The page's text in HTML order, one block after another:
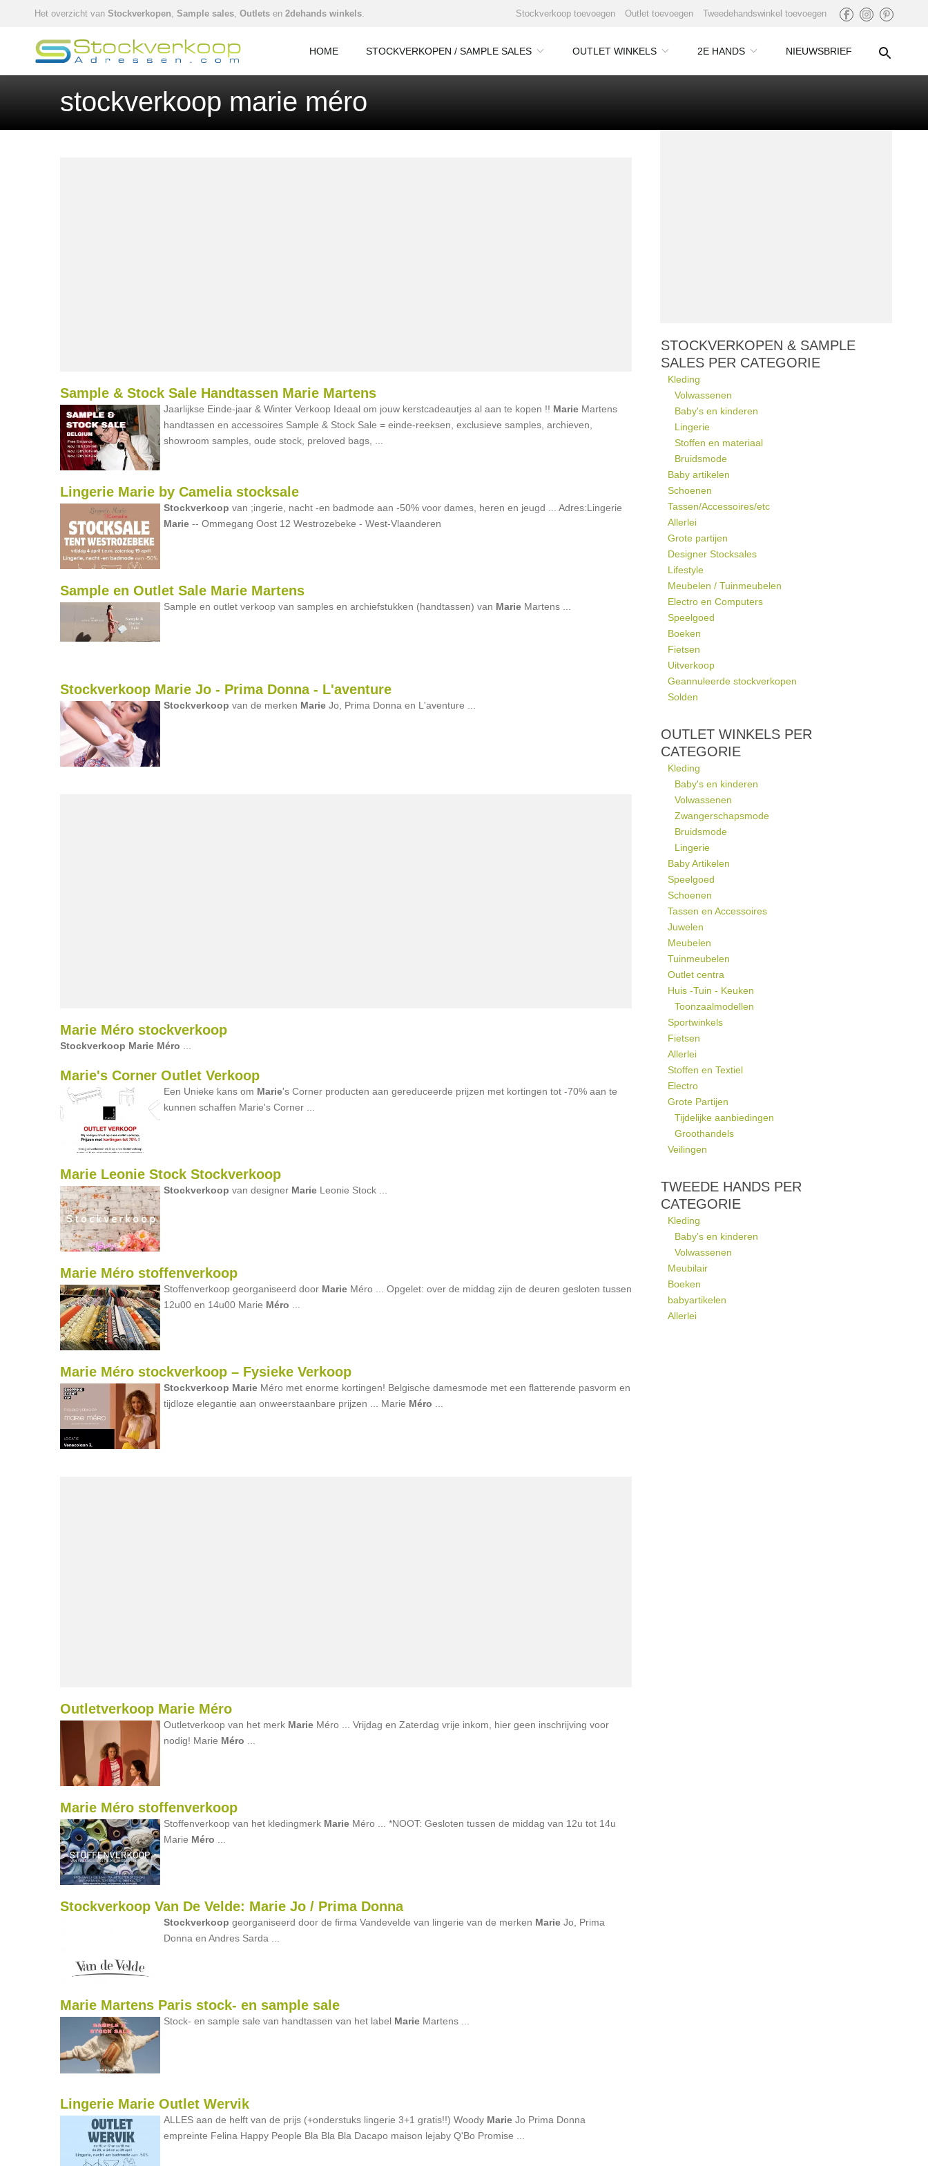
Het overzicht van Stockverkopen, Sample sales, Outlets en 2dehands winkels. Stockverkoop toevoegen Outlet toevoegen Tweedehandswinkel toevoegen
HOME STOCKVERKOPEN / SAMPLE SALES OUTLET WINKELS 2E HANDS NIEUWSBRIEF
stockverkoop marie méro
Sample & Stock Sale Handtassen Marie Martens
Jaarlijkse Einde-jaar & Winter Verkoop Ideaal om jouw kerstcadeautjes al aan te kopen !! Marie Martens
handtassen en accessoires Sample & Stock Sale = einde-reeksen, exclusieve samples, archieven,
showroom samples, oude stock, preloved bags, ...
Lingerie Marie by Camelia stocksale
Stockverkoop van ;ingerie, nacht -en badmode aan -50% voor dames, heren en jeugd ... Adres:Lingerie
Marie -- Ommegang Oost 12 Westrozebeke - West-Vlaanderen
Sample en Outlet Sale Marie Martens
Sample en outlet verkoop van samples en archiefstukken (handtassen) van Marie Martens ...
Stockverkoop Marie Jo - Prima Donna - L'aventure
Stockverkoop van de merken Marie Jo, Prima Donna en L'aventure ...
Marie Méro stockverkoop
Stockverkoop Marie Méro
Marie's Corner Outlet Verkoop
Een Unieke kans om Marie's Corner producten aan gereduceerde prijzen met kortingen tot -70% aan te
kunnen schaffen Marie's Corner ...
Marie Leonie Stock Stockverkoop
Stockverkoop van designer Marie Leonie Stock ...
Marie Méro stoffenverkoop
Stoffenverkoop georganiseerd door Marie Méro ... Opgelet: over de middag zijn de deuren gesloten tussen
12u00 en 14u00 Marie Méro
Marie Méro stockverkoop – Fysieke Verkoop
Stockverkoop Marie Méro met enorme kortingen! Belgische damesmode met een flatterende pasvorm en
tijdloze elegantie aan onweerstaanbare prijzen ... Marie Méro
Outletverkoop Marie Méro
Outletverkoop van het merk Marie Méro ... Vrijdag en Zaterdag vrije inkom, hier geen inschrijving voor
nodig! Marie Méro
Marie Méro stoffenverkoop
Stoffenverkoop van het kledingmerk Marie Méro ... *NOOT: Gesloten tussen de middag van 12u tot 14u
Marie Méro
Stockverkoop Van De Velde: Marie Jo / Prima Donna
Stockverkoop georganiseerd door de firma Vandevelde van lingerie van de merken Marie Jo, Prima
Donna en Andres Sarda ...
Marie Martens Paris stock- en sample sale
Stock- en sample sale van handtassen van het label Marie Martens ...
Lingerie Marie Outlet Wervik
ALLES aan de helft van de prijs (+onderstuks lingerie 3+1 gratis!!) Woody Marie Jo Prima Donna
empreinte Felina Happy People Bla Bla Bla Dacapo maison lejaby Q'Bo Promise ...
STOCKVERKOPEN & SAMPLE
SALES PER CATEGORIE
Kleding
Volwassenen
Baby's en kinderen
Lingerie
Stoffen en materiaal
Bruidsmode
Baby artikelen
Schoenen
Tassen/Accessoires/etc
Allerlei
Grote partijen
Designer Stocksales
Lifestyle
Meubelen / Tuinmeubelen
Electro en Computers
Speelgoed
Boeken
Fietsen
Uitverkoop
Geannuleerde stockverkopen
Solden
OUTLET WINKELS PER
CATEGORIE
Kleding
Baby's en kinderen
Volwassenen
Zwangerschapsmode
Bruidsmode
Lingerie
Baby Artikelen
Speelgoed
Schoenen
Tassen en Accessoires
Juwelen
Meubelen
Tuinmeubelen
Outlet centra
Huis -Tuin - Keuken
Toonzaalmodellen
Sportwinkels
Fietsen
Allerlei
Stoffen en Textiel
Electro
Grote Partijen
Tijdelijke aanbiedingen
Groothandels
Veilingen
TWEEDE HANDS PER
CATEGORIE
Kleding
Baby's en kinderen
Volwassenen
Meubilair
Boeken
babyartikelen
Allerlei